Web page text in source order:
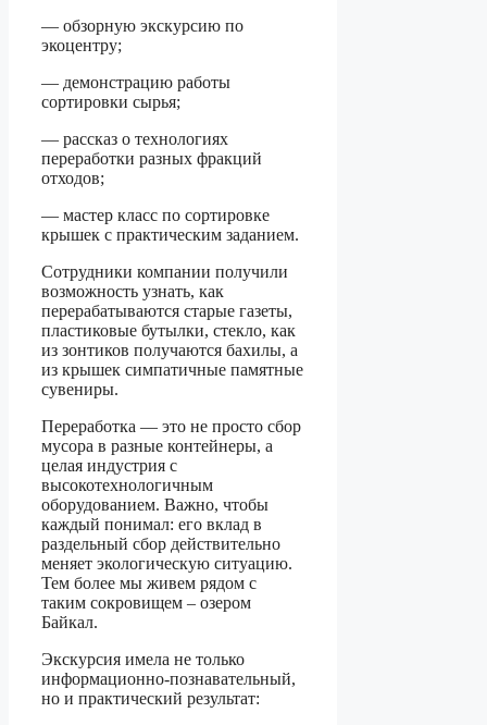
— обзорную экскурсию по
экоцентру;
— демонстрацию работы
сортировки сырья;
— рассказ о технологиях
переработки разных фракций
отходов;
— мастер класс по сортировке
крышек с практическим заданием.
Сотрудники компании получили
возможность узнать, как
перерабатываются старые газеты,
пластиковые бутылки, стекло, как
из зонтиков получаются бахилы, а
из крышек симпатичные памятные
сувениры.
Переработка — это не просто сбор
мусора в разные контейнеры, а
целая индустрия с
высокотехнологичным
оборудованием. Важно, чтобы
каждый понимал: его вклад в
раздельный сбор действительно
меняет экологическую ситуацию.
Тем более мы живем рядом с
таким сокровищем – озером
Байкал.
Экскурсия имела не только
информационно-познавательный,
но и практический результат: